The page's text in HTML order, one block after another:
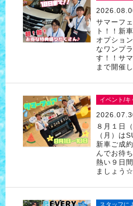
サマーフ
ト！！新
オプショ
なワンプ
す！！サ
まで開催
イベント/キ
８月１日
（月）は
新車ご成
んでお待
熱い９日
ましょう☆
スタッフに